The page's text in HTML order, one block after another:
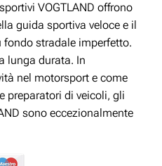
VOGTLAND offrono
guida sportiva veloce e il
stradale imperfetto.
lunga durata. In
nel motorsport e come
preparatori di veicoli, gli
sono eccezionalmente